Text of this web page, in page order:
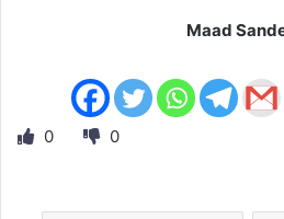
Maad
0 0